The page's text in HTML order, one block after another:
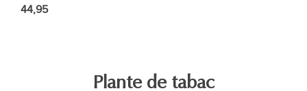
44,95
Plante de tabac